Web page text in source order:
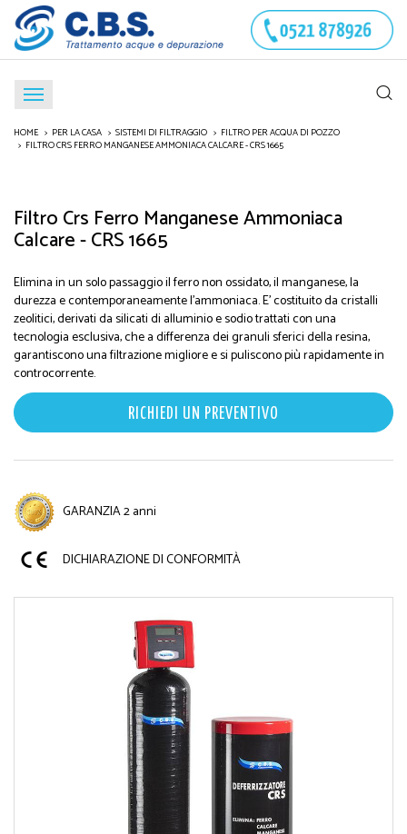
HOME PER LA CASA SISTEMI DI FILTRAGGIO
FILTRO PER ACQUA DI POZZO
FILTRO CRS FERRO MANGANESE AMMONIACA CALCARE - CRS 1665
Filtro Crs Ferro Manganese Ammoniaca
Calcare - CRS 1665
Elimina in un solo passaggio il ferro non ossidato, il manganese, la
durezza e contemporaneamente l'ammoniaca. E' costituito da cristalli
zeolitici, derivati da silicati di alluminio e sodio trattati con una
tecnologia esclusiva, che a differenza dei granuli sferici della resina,
garantiscono una filtrazione migliore e si puliscono più rapidamente in
controcorrente.
RICHIEDI UN PREVENTIVO
GARANZIA 2 anni
DICHIARAZIONE DI CONFORMITÀ